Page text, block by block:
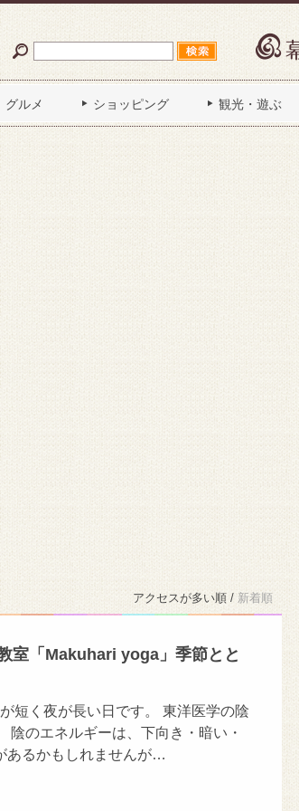
グルメ ショッピング 観光・遊ぶ
アクセスが多い順 / 新着順
室「Makuhari yoga」季節とと
短く夜が長い日です。 東洋医学の陰
陰のエネルギーは、下向き・暗い・
あるかもしれませんが…